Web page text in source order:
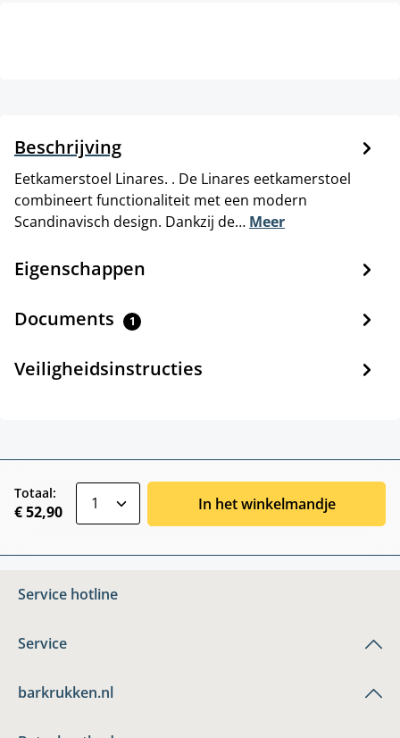
Beschrijving
Eetkamerstoel Linares. . De Linares eetkamerstoel
combineert functionaliteit met een modern
Scandinavisch design. Dankzij de… Meer
Eigenschappen
Documents 1
Veiligheidsinstructies
Totaal:
€ 52,90 In het winkelmandje
Service hotline
Service
barkrukken.nl